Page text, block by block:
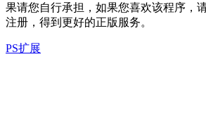
果请您自行承担，如果您喜欢该程序，
注册，得到更好的正版服务。
PS扩展